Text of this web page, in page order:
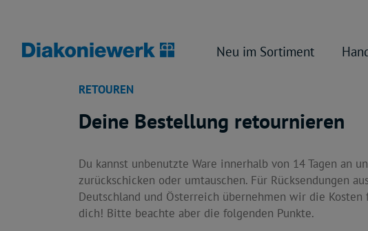
Neu im Sortiment
RETOUREN
Deine Bestellung retournieren
Du kannst unbenutzte Ware innerhalb von 14 Tagen an
zurückschicken oder umtauschen. Für Rücksendungen
Deutschland und Österreich übernehmen wir die Kosten
dich! Bitte beachte aber die folgenden Punkte.